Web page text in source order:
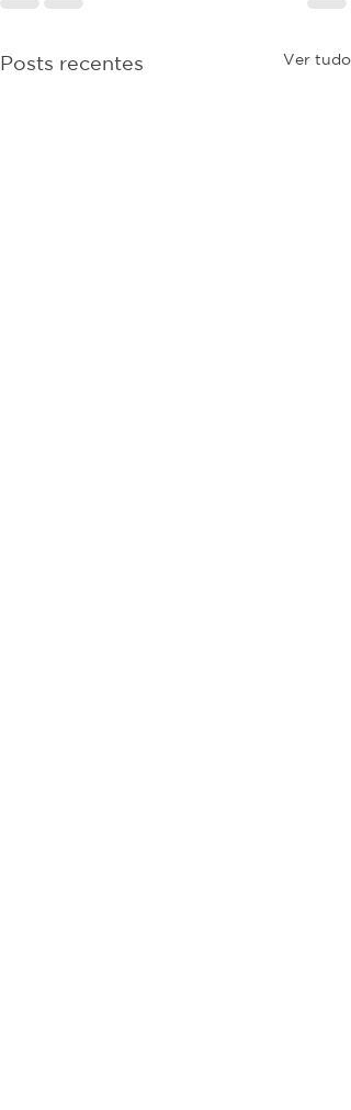
Posts recentes Ver tudo